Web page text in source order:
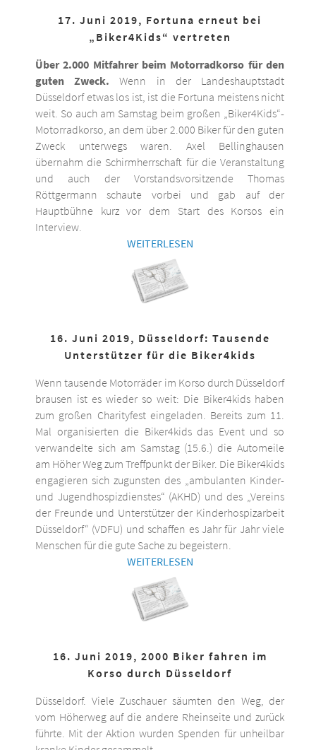
17. Juni 2019, Fortuna erneut bei
„Biker4Kids“ vertreten
Über 2.000 Mitfahrer beim Motorradkorso für den
guten Zweck. Wenn in der Landeshauptstadt
Düsseldorf etwas los ist, ist die Fortuna meistens nicht
weit. So auch am Samstag beim großen „Biker4Kids“-
Motorradkorso, an dem über 2.000 Biker für den guten
Zweck unterwegs waren. Axel Bellinghausen
übernahm die Schirmherrschaft für die Veranstaltung
und auch der Vorstandsvorsitzende Thomas
Röttgermann schaute vorbei und gab auf der
Hauptbühne kurz vor dem Start des Korsos ein
Interview.
WEITERLESEN
16. Juni 2019, Düsseldorf: Tausende
Unterstützer für die Biker4kids
Wenn tausende Motorräder im Korso durch Düsseldorf
brausen ist es wieder so weit: Die Biker4kids haben
zum großen Charityfest eingeladen. Bereits zum 11.
Mal organisierten die Biker4kids das Event und so
verwandelte sich am Samstag (15.6.) die Automeile
am Höher Weg zum Treffpunkt der Biker. Die Biker4kids
engagieren sich zugunsten des „ambulanten Kinder-
und Jugendhospizdienstes“ (AKHD) und des „Vereins
der Freunde und Unterstützer der Kinderhospizarbeit
Düsseldorf“ (VDFU) und schaffen es Jahr für Jahr viele
Menschen für die gute Sache zu begeistern.
WEITERLESEN
16. Juni 2019, 2000 Biker fahren im
Korso durch Düsseldorf
Düsseldorf. Viele Zuschauer säumten den Weg, der
vom Höherweg auf die andere Rheinseite und zurück
führte. Mit der Aktion wurden Spenden für unheilbar